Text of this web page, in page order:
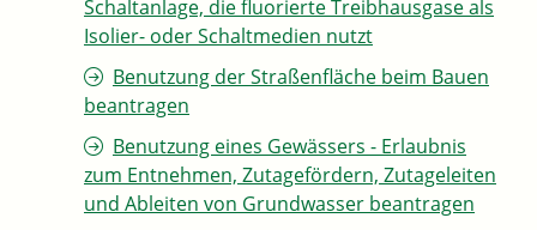
Schaltanlage, die fluorierte Treibhausgase als
Isolier- oder Schaltmedien nutzt
Benutzung der Straßenfläche beim Bauen
beantragen
Benutzung eines Gewässers - Erlaubnis
zum Entnehmen, Zutagefördern, Zutageleiten
und Ableiten von Grundwasser beantragen